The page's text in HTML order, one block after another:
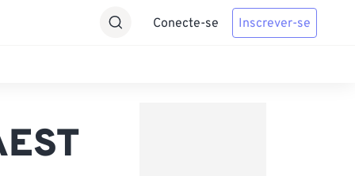
Conecte-se Inscrever-se